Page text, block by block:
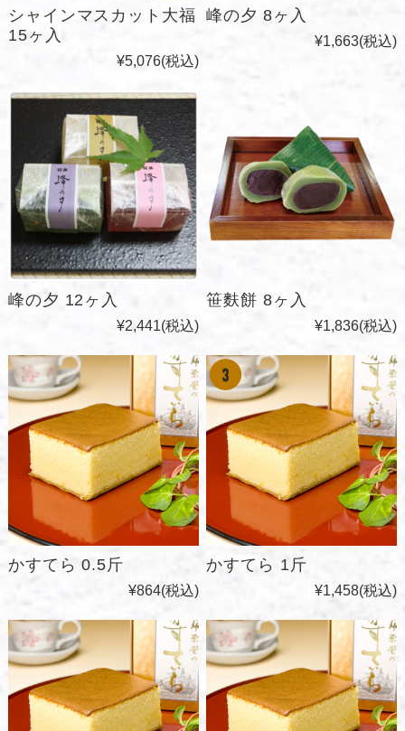
シャインマスカット大福
15ヶ入
¥5,076(税込)
峰の夕 8ヶ入
¥1,663(税込)
峰の夕 12ヶ入
¥2,441(税込)
笹麩餅 8ヶ入
¥1,836(税込)
かすてら 0.5斤
¥864(税込)
かすてら 1斤
¥1,458(税込)